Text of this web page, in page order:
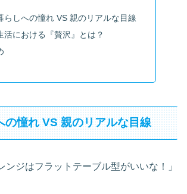
らしへの憧れ VS 親のリアルな目線
活における『贅沢』とは？
の憧れ VS 親のリアルな目線
ンジはフラットテーブル型がいいな！」